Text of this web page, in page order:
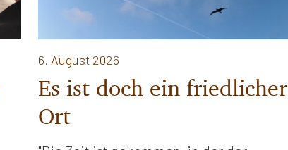
6. August 2026
Es ist doch ein friedlicher
Ort